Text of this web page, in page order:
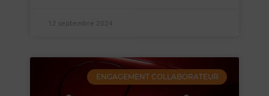
12 septembre 2024
ENGAGEMENT COLLABORATEUR